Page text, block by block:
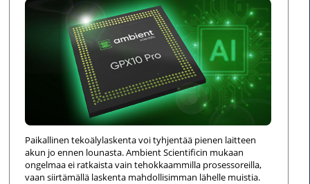
Paikallinen tekoälylaskenta voi tyhjentää pienen laitteen
akun jo ennen lounasta. Ambient Scientificin mukaan
ongelmaa ei ratkaista vain tehokkaammilla prosessoreilla,
vaan siirtämällä laskenta mahdollisimman lähelle muistia.